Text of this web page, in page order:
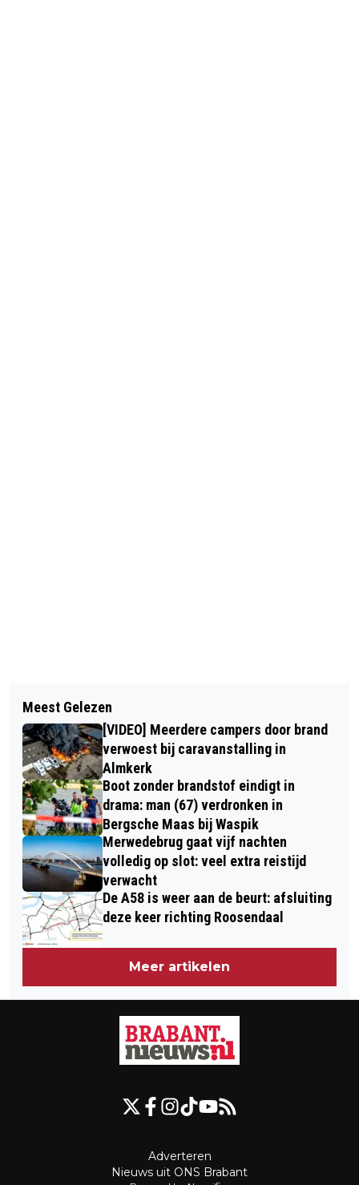
POLITIE CONTROLEERT BIJ MEERDERE
AUTOBEDRIJVEN DOOR
AUTOBRANDEN IN VEEN
BEWAKING VAN TAGHI AFGENOMEN
Meest Gelezen
[VIDEO] Meerdere campers door brand
verwoest bij caravanstalling in
Almkerk
Boot zonder brandstof eindigt in
drama: man (67) verdronken in
Bergsche Maas bij Waspik
Merwedebrug gaat vijf nachten
volledig op slot: veel extra reistijd
verwacht
De A58 is weer aan de beurt: afsluiting
deze keer richting Roosendaal
Meer artikelen
Adverteren
Nieuws uit ONS Brabant